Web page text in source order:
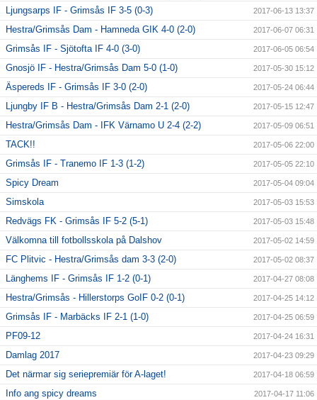
Ljungsarps IF - Grimsås IF 3-5 (0-3) 2017-06-13 13:37
Hestra/Grimsås Dam - Hamneda GIK 4-0 (2-0) 2017-06-07 06:31
Grimsås IF - Sjötofta IF 4-0 (3-0) 2017-06-05 06:54
Gnosjö IF - Hestra/Grimsås Dam 5-0 (1-0) 2017-05-30 15:12
Äspereds IF - Grimsås IF 3-0 (2-0) 2017-05-24 06:44
Ljungby IF B - Hestra/Grimsås Dam 2-1 (2-0) 2017-05-15 12:47
Hestra/Grimsås Dam - IFK Värnamo U 2-4 (2-2) 2017-05-09 06:51
TACK!! 2017-05-06 22:00
Grimsås IF - Tranemo IF 1-3 (1-2) 2017-05-05 22:10
Spicy Dream 2017-05-04 09:04
Simskola 2017-05-03 15:53
Redvägs FK - Grimsås IF 5-2 (5-1) 2017-05-03 15:48
Välkomna till fotbollsskola på Dalshov 2017-05-02 14:59
FC Plitvic - Hestra/Grimsås dam 3-3 (2-0) 2017-05-02 08:37
Länghems IF - Grimsås IF 1-2 (0-1) 2017-04-27 08:08
Hestra/Grimsås - Hillerstorps GoIF 0-2 (0-1) 2017-04-25 14:12
Grimsås IF - Marbäcks IF 2-1 (1-0) 2017-04-25 06:59
PF09-12 2017-04-24 16:31
Damlag 2017 2017-04-23 09:29
Det närmar sig seriepremiär för A-laget! 2017-04-18 06:59
Info ang spicy dreams 2017-04-17 11:06